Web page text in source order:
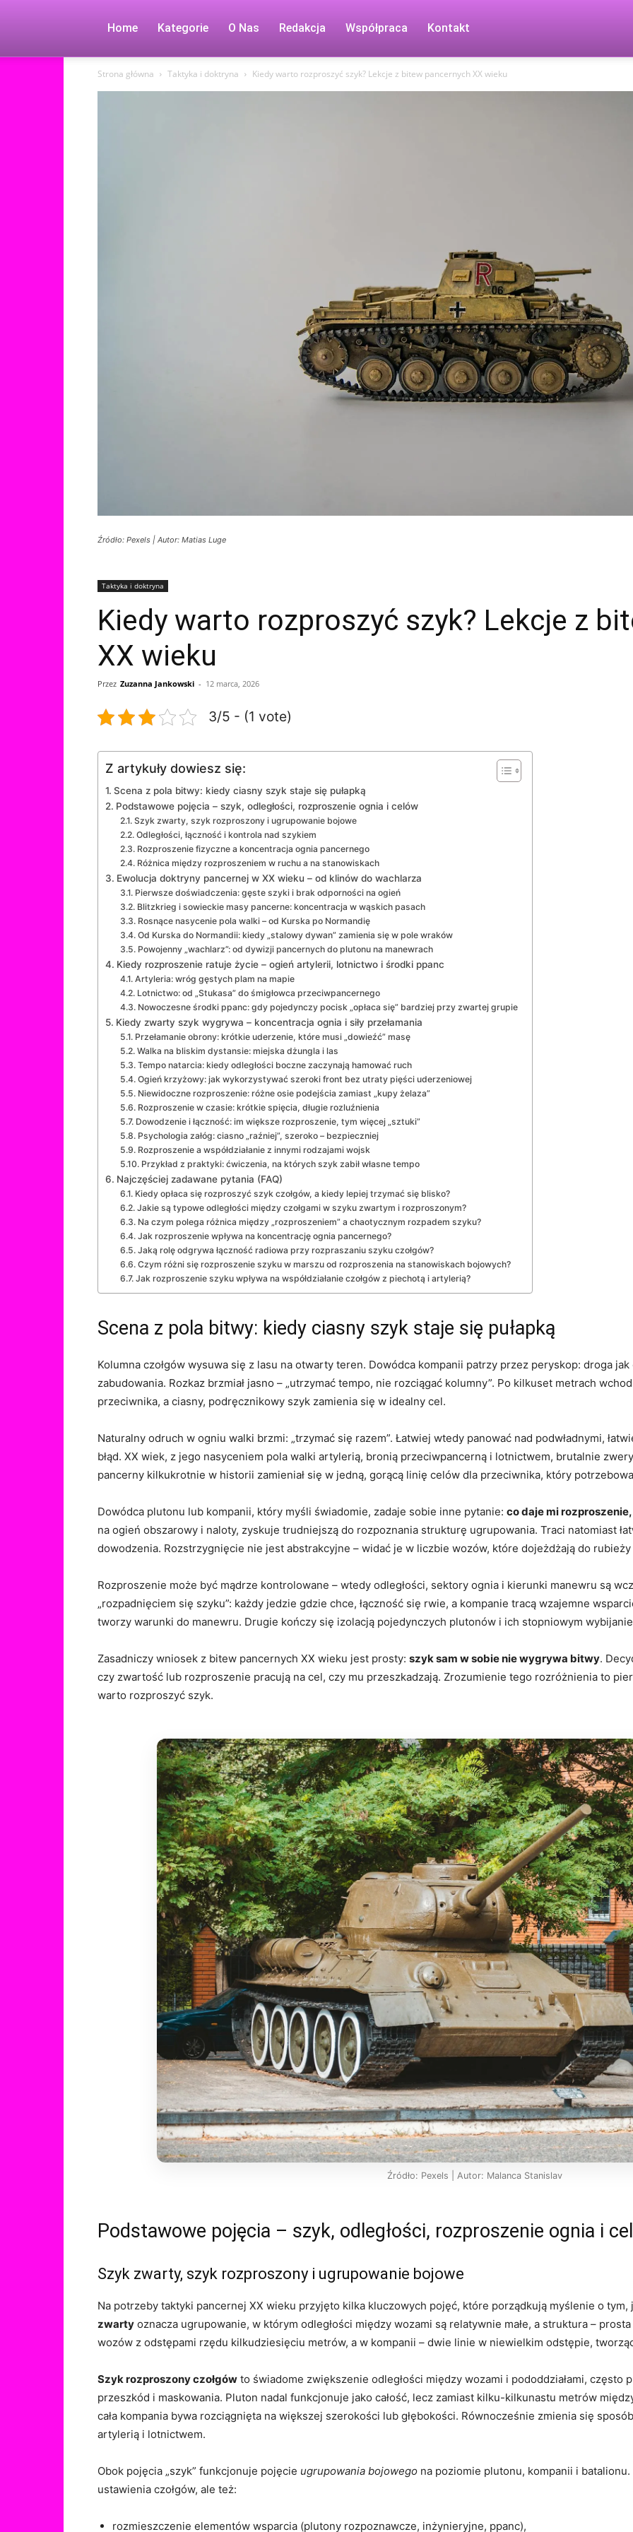
Home Kategorie O Nas Redakcja Współpraca Kontakt
Strona główna Taktyka i doktryna Kiedy warto rozproszyć szyk? Lekcje z bitew pancernych XX wieku
Źródło: Pexels | Autor: Matias Luge
Taktyka i doktryna
Kiedy warto rozproszyć szyk? Lekcje z
XX wieku
Przez Zuzanna Jankowski - 12 marca, 2026
3/5 - (1 vote)
Z artykuły dowiesz się:
Scena z pola bitwy: kiedy ciasny szyk staje się pułapką
Podstawowe pojęcia – szyk, odległości, rozproszenie ognia i celów
Szyk zwarty, szyk rozproszony i ugrupowanie bojowe
Odległości, łączność i kontrola nad szykiem
Rozproszenie fizyczne a koncentracja ognia pancernego
Różnica między rozproszeniem w ruchu a na stanowiskach
Ewolucja doktryny pancernej w XX wieku – od klinów do wachlarza
Pierwsze doświadczenia: gęste szyki i brak odporności na ogień
Blitzkrieg i sowieckie masy pancerne: koncentracja w wąskich pasach
Rosnące nasycenie pola walki – od Kurska po Normandię
Od Kurska do Normandii: kiedy „stalowy dywan” zamienia się w pole wraków
Powojenny „wachlarz”: od dywizji pancernych do plutonu na manewrach
Kiedy rozproszenie ratuje życie – ogień artylerii, lotnictwo i środki ppanc
Artyleria: wróg gęstych plam na mapie
Lotnictwo: od „Stukasa” do śmigłowca przeciwpancernego
Nowoczesne środki ppanc: gdy pojedynczy pocisk „opłaca się” bardziej przy zwartej grupie
Kiedy zwarty szyk wygrywa – koncentracja ognia i siły przełamania
Przełamanie obrony: krótkie uderzenie, które musi „dowieźć” masę
Walka na bliskim dystansie: miejska dżungla i las
Tempo natarcia: kiedy odległości boczne zaczynają hamować ruch
Ogień krzyżowy: jak wykorzystywać szeroki front bez utraty pięści uderzeniowej
Niewidoczne rozproszenie: różne osie podejścia zamiast „kupy żelaza”
Rozproszenie w czasie: krótkie spięcia, długie rozluźnienia
Dowodzenie i łączność: im większe rozproszenie, tym więcej „sztuki”
Psychologia załóg: ciasno „raźniej”, szeroko – bezpieczniej
Rozproszenie a współdziałanie z innymi rodzajami wojsk
Przykład z praktyki: ćwiczenia, na których szyk zabił własne tempo
Najczęściej zadawane pytania (FAQ)
Kiedy opłaca się rozproszyć szyk czołgów, a kiedy lepiej trzymać się blisko?
Jakie są typowe odległości między czołgami w szyku zwartym i rozproszonym?
Na czym polega różnica między „rozproszeniem” a chaotycznym rozpadem szyku?
Jak rozproszenie wpływa na koncentrację ognia pancernego?
Jaką rolę odgrywa łączność radiowa przy rozpraszaniu szyku czołgów?
Czym różni się rozproszenie szyku w marszu od rozproszenia na stanowiskach bojowych?
Jak rozproszenie szyku wpływa na współdziałanie czołgów z piechotą i artylerią?
Scena z pola bitwy: kiedy ciasny szyk staje się pułapką
Kolumna czołgów wysuwa się z lasu na otwarty teren. Dowódca kompanii patrzy przez peryskop: droga
zabudowania. Rozkaz brzmiał jasno – „utrzymać tempo, nie rozciągać kolumny”. Po kilkuset metrach
przeciwnika, a ciasny, podręcznikowy szyk zamienia się w idealny cel.
Naturalny odruch w ogniu walki brzmi: „trzymać się razem”. Łatwiej wtedy panować nad podwładnymi,
błąd. XX wiek, z jego nasyceniem pola walki artylerią, bronią przeciwpancerną i lotnictwem, brutalnie
pancerny kilkukrotnie w historii zamieniał się w jedną, gorącą linię celów dla przeciwnika, który
Dowódca plutonu lub kompanii, który myśli świadomie, zadaje sobie inne pytanie: co daje mi
na ogień obszarowy i naloty, zyskuje trudniejszą do rozpoznania strukturę ugrupowania. Traci natomiast
dowodzenia. Rozstrzygnięcie nie jest abstrakcyjne – widać je w liczbie wozów, które dojeżdżają do rubieży
Rozproszenie może być mądrze kontrolowane – wtedy odległości, sektory ognia i kierunki manewru są
„rozpadnięciem się szyku”: każdy jedzie gdzie chce, łączność się rwie, a kompanie tracą wzajemne
tworzy warunki do manewru. Drugie kończy się izolacją pojedynczych plutonów i ich stopniowym
Zasadniczy wniosek z bitew pancernych XX wieku jest prosty: szyk sam w sobie nie wygrywa bitwy.
czy zwartość lub rozproszenie pracują na cel, czy mu przeszkadzają. Zrozumienie tego rozróżnienia to
warto rozproszyć szyk.
Źródło: Pexels | Autor: Malanca Stanislav
Podstawowe pojęcia – szyk, odległości, rozproszenie ognia i
Szyk zwarty, szyk rozproszony i ugrupowanie bojowe
Na potrzeby taktyki pancernej XX wieku przyjęto kilka kluczowych pojęć, które porządkują myślenie o tym,
zwarty oznacza ugrupowanie, w którym odległości między wozami są relatywnie małe, a struktura –
wozów z odstępami rzędu kilkudziesięciu metrów, a w kompanii – dwie linie w niewielkim odstępie,
Szyk rozproszony czołgów to świadome zwiększenie odległości między wozami i pododdziałami, często
przeszkód i maskowania. Pluton nadal funkcjonuje jako całość, lecz zamiast kilku-kilkunastu metrów
cała kompania bywa rozciągnięta na większej szerokości lub głębokości. Równocześnie zmienia się
artylerią i lotnictwem.
Obok pojęcia „szyk” funkcjonuje pojęcie ugrupowania bojowego na poziomie plutonu, kompanii i
ustawienia czołgów, ale też:
rozmieszczenie elementów wsparcia (plutony rozpoznawcze, inżynieryjne, ppanc),